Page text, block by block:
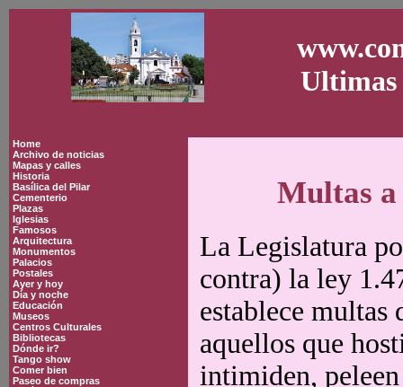
Ultimas
Home
Archivo de noticias
Mapas y calles
Historia
Basílica del Pilar
Cementerio
Plazas
Iglesias
Famosos
Arquitectura
Monumentos
Palacios
Postales
Ayer y hoy
Día y noche
Educación
Museos
Centros Culturales
Bibliotecas
Dónde ir?
Tango show
Comer bien
Paseo de compras
Multas a
La Legislatura
contra) la ley
establece multas
aquellos que
intimiden,